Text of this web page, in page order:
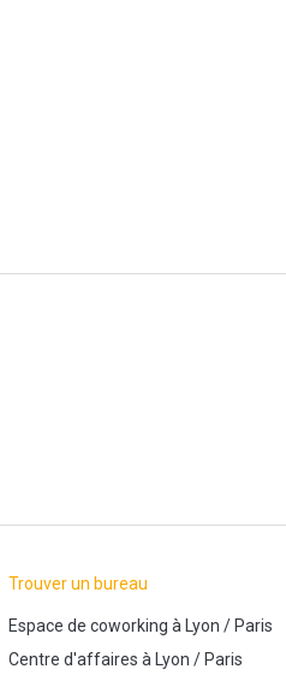
Trouver un bureau
Espace de coworking à Lyon /Paris
Centre d'affaires à Lyon /Paris